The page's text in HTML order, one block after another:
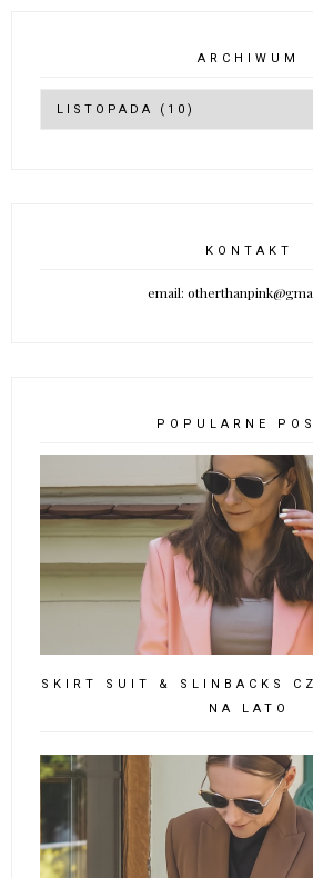
ARCHIWUM
KONTAKT
email:
POPULARNE
SKIRT SUIT & SLINBACKS
NA LATO